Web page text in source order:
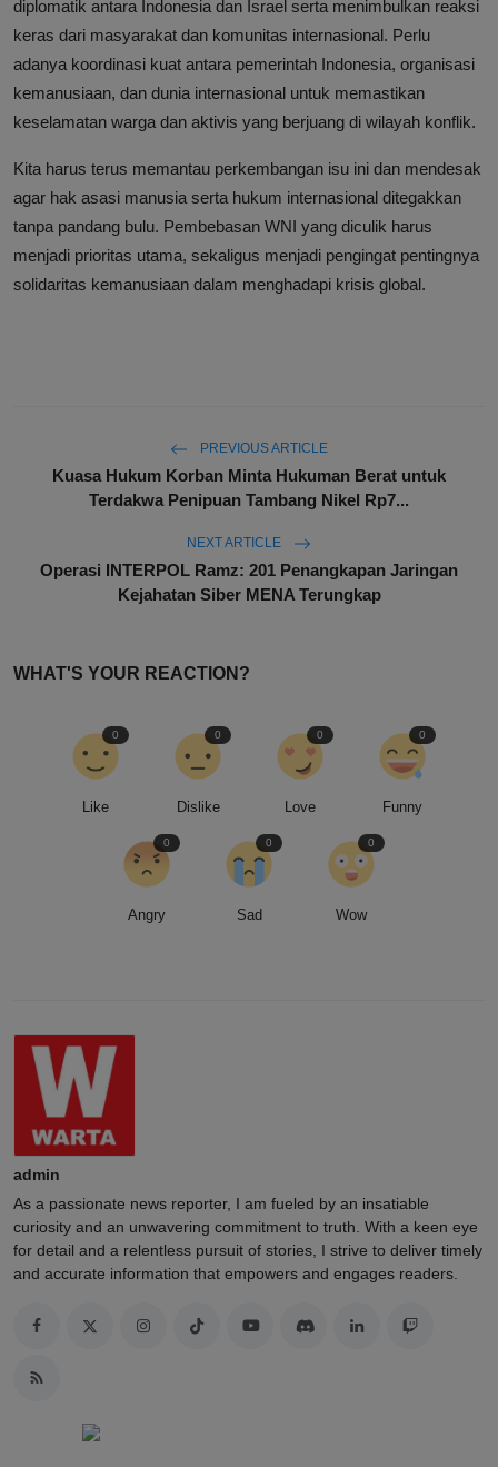
diplomatik antara Indonesia dan Israel serta menimbulkan reaksi
keras dari masyarakat dan komunitas internasional. Perlu
adanya koordinasi kuat antara pemerintah Indonesia, organisasi
kemanusiaan, dan dunia internasional untuk memastikan
keselamatan warga dan aktivis yang berjuang di wilayah konflik.
Kita harus terus memantau perkembangan isu ini dan mendesak
agar hak asasi manusia serta hukum internasional ditegakkan
tanpa pandang bulu. Pembebasan WNI yang diculik harus
menjadi prioritas utama, sekaligus menjadi pengingat pentingnya
solidaritas kemanusiaan dalam menghadapi krisis global.
PREVIOUS ARTICLE
Kuasa Hukum Korban Minta Hukuman Berat untuk
Terdakwa Penipuan Tambang Nikel Rp7...
NEXT ARTICLE
Operasi INTERPOL Ramz: 201 Penangkapan Jaringan
Kejahatan Siber MENA Terungkap
WHAT'S YOUR REACTION?
Like
0
Dislike
0
Love
0
Funny
0
Angry
0
Sad
0
Wow
0
admin
As a passionate news reporter, I am fueled by an insatiable
curiosity and an unwavering commitment to truth. With a keen eye
for detail and a relentless pursuit of stories, I strive to deliver timely
and accurate information that empowers and engages readers.